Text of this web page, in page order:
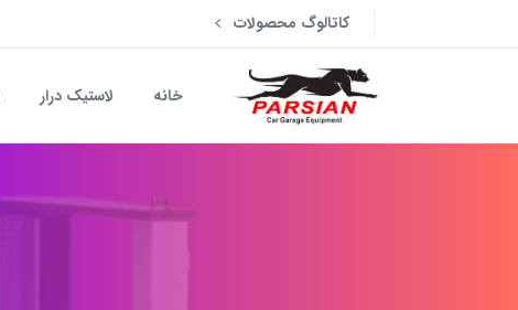
کاتالوگ محصولات
خانه لاستیک درار